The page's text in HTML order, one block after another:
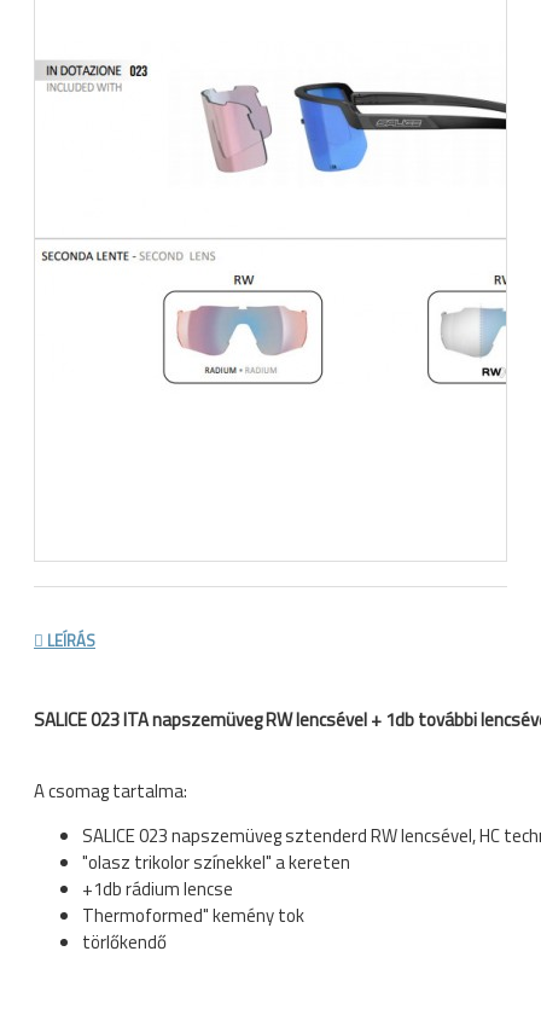
LEÍRÁS
SALICE 023 ITA napszemüveg RW lencsével + 1db további
A csomag tartalma:
SALICE 023 napszemüveg sztenderd RW lencsével, HC
"olasz trikolor színekkel" a kereten
+1db rádium lencse
Thermoformed" kemény tok
törlőkendő